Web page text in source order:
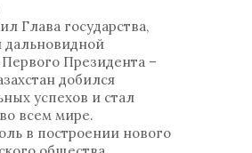
Глава государства,
дальновидной
Президента –
добился
успехов и стал
всем мире.
в построении нового